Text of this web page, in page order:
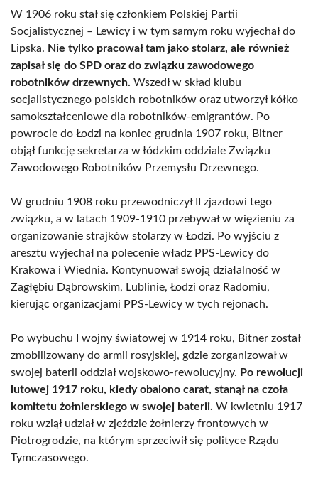
W 1906 roku stał się członkiem Polskiej Partii
Socjalistycznej – Lewicy i w tym samym roku wyjechał do
Lipska. Nie tylko pracował tam jako stolarz, ale również
zapisał się do SPD oraz do związku zawodowego
robotników drzewnych. Wszedł w skład klubu
socjalistycznego polskich robotników oraz utworzył kółko
samokształceniowe dla robotników-emigrantów. Po
powrocie do Łodzi na koniec grudnia 1907 roku, Bitner
objął funkcję sekretarza w łódzkim oddziale Związku
Zawodowego Robotników Przemysłu Drzewnego.
W grudniu 1908 roku przewodniczył II zjazdowi tego
związku, a w latach 1909-1910 przebywał w więzieniu za
organizowanie strajków stolarzy w Łodzi. Po wyjściu z
aresztu wyjechał na polecenie władz PPS-Lewicy do
Krakowa i Wiednia. Kontynuował swoją działalność w
Zagłębiu Dąbrowskim, Lublinie, Łodzi oraz Radomiu,
kierując organizacjami PPS-Lewicy w tych rejonach.
Po wybuchu I wojny światowej w 1914 roku, Bitner został
zmobilizowany do armii rosyjskiej, gdzie zorganizował w
swojej baterii oddział wojskowo-rewolucyjny. Po rewolucji
lutowej 1917 roku, kiedy obalono carat, stanął na czoła
komitetu żołnierskiego w swojej baterii. W kwietniu 1917
roku wziął udział w zjeździe żołnierzy frontowych w
Piotrogrodzie, na którym sprzeciwił się polityce Rządu
Tymczasowego.